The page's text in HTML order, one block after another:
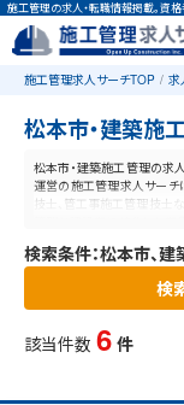
施工管理の求人・転職情報掲載。資
施工管理求人サーチTOP 求
松本市・建築施
松本市・建築施工管理の求人
運営の施工管理求人サーチ
技士、管工事施工管理技士
管理と建設業に特化した業
検索条件：松本市、
検
該当件数 6 件